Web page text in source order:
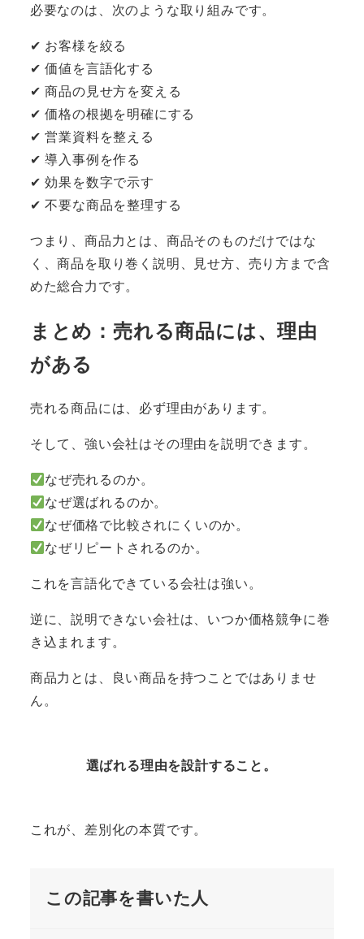
必要なのは、次のような取り組みです。
✔ お客様を絞る
✔ 価値を言語化する
✔ 商品の見せ方を変える
✔ 価格の根拠を明確にする
✔ 営業資料を整える
✔ 導入事例を作る
✔ 効果を数字で示す
✔ 不要な商品を整理する
つまり、商品力とは、商品そのものだけではな
く、商品を取り巻く説明、見せ方、売り方まで含
めた総合力です。
まとめ ：売れる商品には、理由
がある
売れる商品には、必ず理由があります。
そして、強い会社はその理由を説明できます。
なぜ売れるのか。
なぜ選ばれるのか。
なぜ価格で比較されにくいのか。
なぜリピートされるのか。
これを言語化できている会社は強い。
逆に、説明できない会社は、いつか価格競争に巻
き込まれます。
商品力とは、良い商品を持つことではありませ
ん。
選ばれる理由を設計すること。
これが、差別化の本質です。
この記事を書いた人